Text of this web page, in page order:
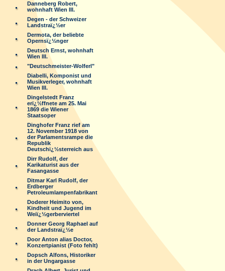
Danneberg Robert,
wohnhaft Wien III.
Degen - der Schweizer
Landstraï¿½er
Dermota, der beliebte
Opernsï¿½nger
Deutsch Ernst, wohnhaft
Wien III.
"Deutschmeister-Wolferl"
Diabelli, Komponist und
Musikverleger, wohnhaft
Wien III.
Dingelstedt Franz
erï¿½ffnete am 25. Mai
1869 die Wiener
Staatsoper
Dinghofer Franz rief am
12. November 1918 von
der Parlamentsrampe die
Republik
Deutschï¿½sterreich aus
Dirr Rudolf, der
Karikaturist aus der
Fasangasse
Ditmar Karl Rudolf, der
Erdberger
Petroleumlampenfabrikant
Doderer Heimito von,
Kindheit und Jugend im
Weiï¿½gerberviertel
Donner Georg Raphael auf
der Landstraï¿½e
Door Anton alias Doctor,
Konzertpianist (Foto fehlt)
Dopsch Alfons, Historiker
in der Ungargasse